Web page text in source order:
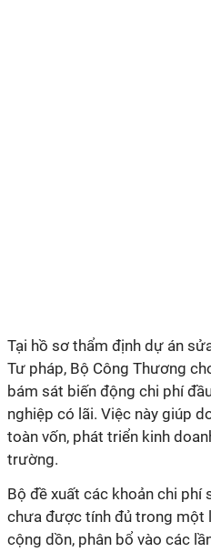
Tại hồ sơ thẩm định dự án
Tư pháp, Bộ Công Thương
bám sát biến động chi phí
nghiệp có lãi. Việc này giúp
toàn vốn, phát triển kinh
trường.
Bộ đề xuất các khoản chi phí
chưa được tính đủ trong một
cộng dồn, phân bổ vào các